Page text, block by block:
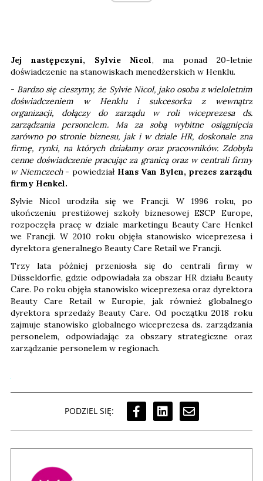
Jej następczyni, Sylvie Nicol, ma ponad 20-letnie
doświadczenie na stanowiskach menedżerskich w Henklu.
- Bardzo się cieszymy, że Sylvie Nicol, jako osoba z wieloletnim
doświadczeniem w Henklu i sukcesorka z wewnątrz
organizacji, dołączy do zarządu w roli wiceprezesa ds.
zarządzania personelem. Ma za sobą wybitne osiągnięcia
zarówno po stronie biznesu, jak i w dziale HR, doskonale zna
firmę, rynki, na których działamy oraz pracowników. Zdobyła
cenne doświadczenie pracując za granicą oraz w centrali firmy
w Niemczech- powiedział Hans Van Bylen, prezes zarządu
firmy Henkel.
Sylvie Nicol urodziła się we Francji. W 1996 roku, po
ukończeniu prestiżowej szkoły biznesowej ESCP Europe,
rozpoczęła pracę w dziale marketingu Beauty Care Henkel
we Francji. W 2010 roku objęła stanowisko wiceprezesa i
dyrektora generalnego Beauty Care Retail we Francji.
Trzy lata później przeniosła się do centrali firmy w
Düsseldorfie, gdzie odpowiadała za obszar HR działu Beauty
Care. Po roku objęła stanowisko wiceprezesa oraz dyrektora
Beauty Care Retail w Europie, jak również globalnego
dyrektora sprzedaży Beauty Care. Od początku 2018 roku
zajmuje stanowisko globalnego wiceprezesa ds. zarządzania
personelem, odpowiadając za obszary strategiczne oraz
zarządzanie personelem w regionach.
PODZIEL SIĘ: